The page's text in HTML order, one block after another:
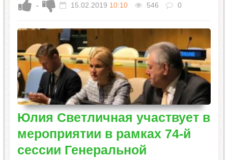
- 15.02.2019 10:10 546 0
Юлия Светличная участвует в
мероприятии в рамках 74-й
сессии Генеральной